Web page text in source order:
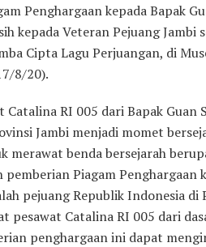
Penghargaan kepada Bapak
kepada Veteran Pejuang Jambi
Cipta Lagu Perjuangan, di
8/20).
RI 005 dari Bapak Guan
Jambi menjadi momet
merawat benda bersejarah
Piagam Penghargaan
pejuang Republik Indonesia di
pesawat Catalina RI 005 dari
penghargaan ini dapat